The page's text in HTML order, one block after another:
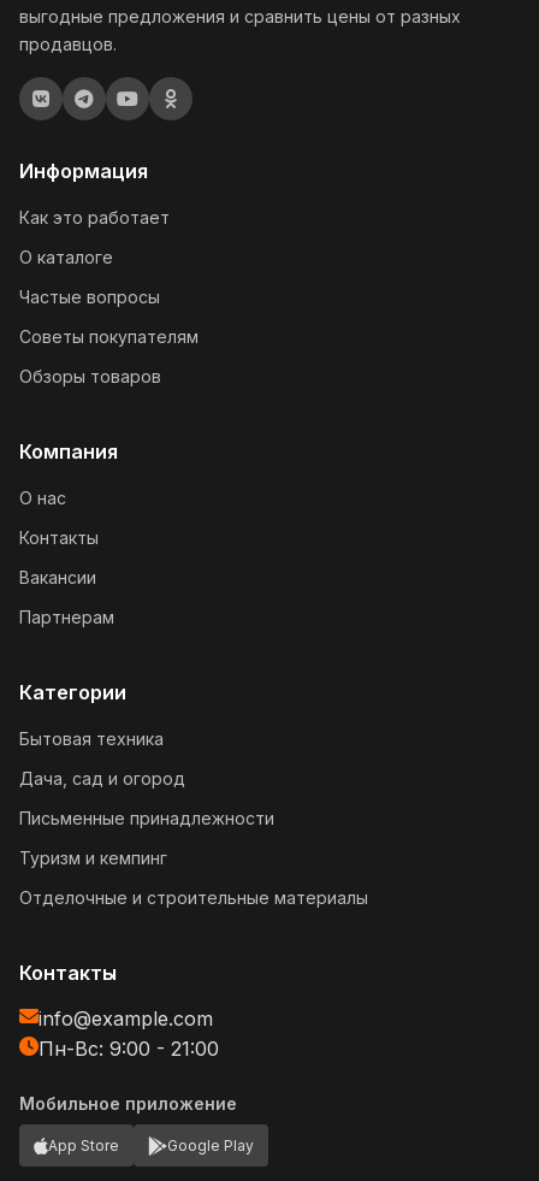
выгодные предложения и сравнить цены от разных
продавцов.
Информация
Как это работает
О каталоге
Частые вопросы
Советы покупателям
Обзоры товаров
Компания
О нас
Контакты
Вакансии
Партнерам
Категории
Бытовая техника
Дача, сад и огород
Письменные принадлежности
Туризм и кемпинг
Отделочные и строительные материалы
Контакты
info@example.com
Пн-Вс: 9:00 - 21:00
Мобильное приложение
App Store Google Play